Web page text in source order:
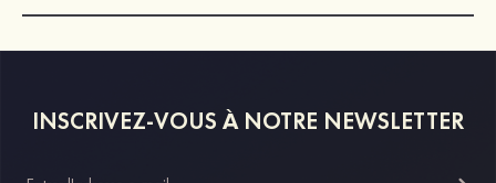
INSCRIVEZ-VOUS À NOTRE NEWSLETTER